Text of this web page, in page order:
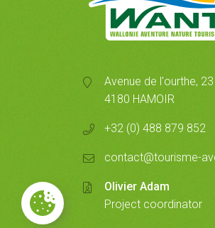
Avenue de l'ourthe, 23
4180 HAMOIR
+32 (0) 488 879 852
contact@tourisme-
Olivier Adam
Project coordinator